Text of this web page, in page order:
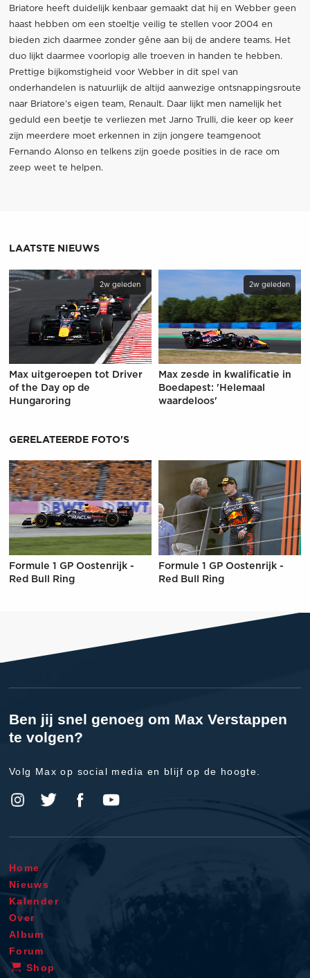
Briatore heeft duidelijk kenbaar gemaakt dat hij en Webber geen
haast hebben om een stoeltje veilig te stellen voor 2004 en
bieden zich daarmee zonder gêne aan bij de andere teams. Het
duo lijkt daarmee voorlopig alle troeven in handen te hebben.
Prettige bijkomstigheid voor Webber in dit spel van
onderhandelen is natuurlijk de altijd aanwezige ontsnappingsroute
naar Briatore’s eigen team, Renault. Daar lijkt men namelijk het
geduld een beetje te verliezen met Jarno Trulli, die keer op keer
zijn meerdere moet erkennen in zijn jongere teamgenoot
Fernando Alonso en telkens zijn goede posities in de race om
zeep weet te helpen.
LAATSTE NIEUWS
2w geleden
Max uitgeroepen tot Driver
of the Day op de
Hungaroring
2w geleden
Max zesde in kwalificatie in
Boedapest: 'Helemaal
waardeloos'
GERELATEERDE FOTO'S
Formule 1 GP Oostenrijk -
Red Bull Ring
Formule 1 GP Oostenrijk -
Red Bull Ring
Ben jij snel genoeg om Max Verstappen
te volgen?
Volg Max op social media en blijf op de hoogte.
Home
Nieuws
Kalender
Over
Album
Forum
Shop